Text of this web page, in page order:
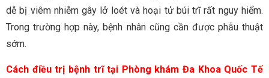
dễ bị viêm nhiễm gây lở loét và hoại tử búi trĩ rất nguy hiểm.
Trong trường hợp này, bệnh nhân cũng cần được phẫu thuật
sớm.
Cách điều trị bệnh trĩ tại Phòng khám Đa Khoa Quốc Tế